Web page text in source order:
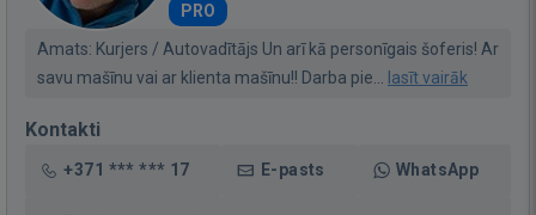
PRO
Amats: Kurjers / Autovadītājs Un arī kā personīgais šoferis! Ar
savu mašīnu vai ar klienta mašīnu!! Darba pie... lasīt vairāk
Kontakti
+371 *** *** 17 E-pasts WhatsApp